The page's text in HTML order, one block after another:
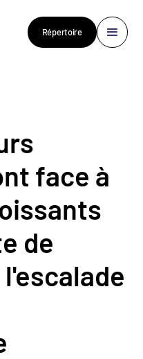
Répertoire
face à
de